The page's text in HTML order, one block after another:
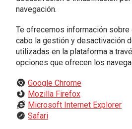
navegación.
Te ofrecemos información
cabo la gestión y desactivación
utilizadas en la plataforma a
opciones que ofrecen los
Google Chrome
Mozilla Firefox
Microsoft Internet Explorer
Safari